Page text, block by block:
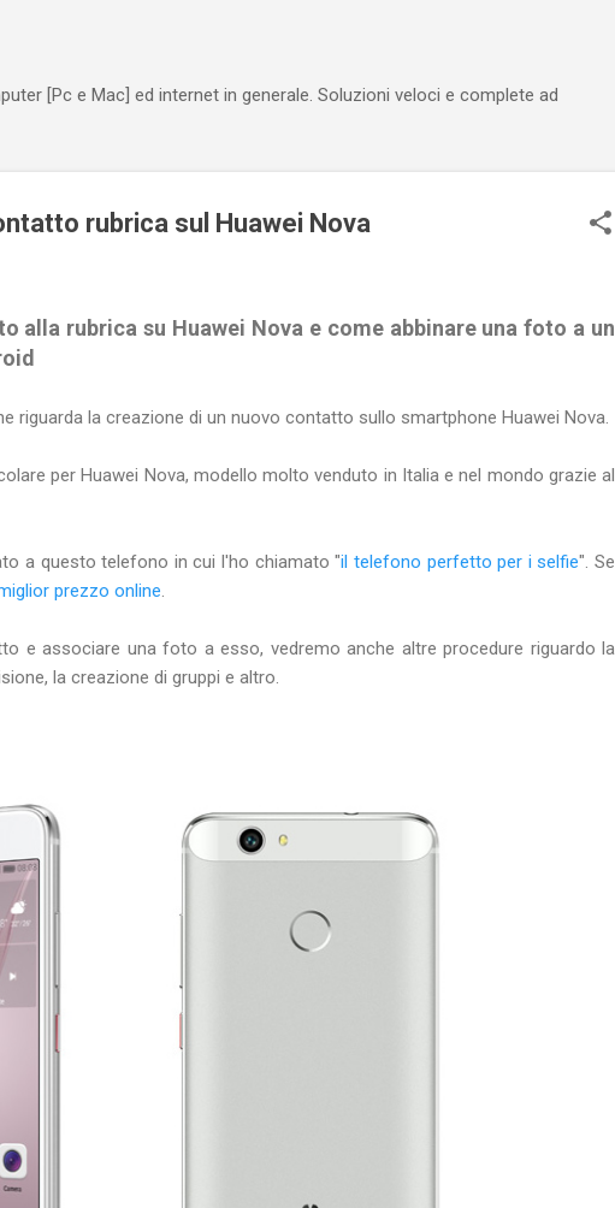
[Pc e Mac] ed internet in generale. Soluzioni veloci e complete ad
rubrica sul Huawei Nova
alla rubrica su Huawei Nova e come abbinare una foto a un
riguarda la creazione di un nuovo contatto sullo smartphone Huawei Nova.
per Huawei Nova, modello molto venduto in Italia e nel mondo grazie al
a questo telefono in cui l'ho chiamato "il telefono perfetto per i selfie". Se
prezzo online
e associare una foto a esso, vedremo anche altre procedure riguardo la
la creazione di gruppi e altro.